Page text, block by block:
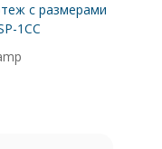
с размерами
1CC